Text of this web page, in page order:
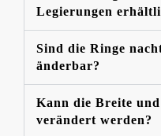
Legierungen
Sind die Ringe
änderbar?
Kann die Breite
verändert werden?